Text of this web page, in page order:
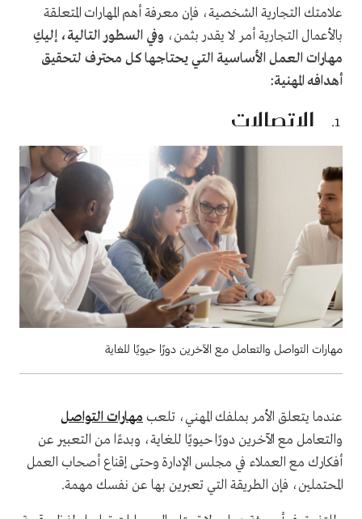
علامتك التجارية الشخصية، فإن معرفة أهم المهارات المتعلقة
بالأعمال التجارية أمر لا يقدر بثمن، وفي السطور التالية، إليكِ
مهارات العمل الأساسية التي يحتاجها كل محترف لتحقيق
أهدافه المهنية:
الاتصالات
مهارات التواصل والتعامل مع الآخرين دورًا حيويًا للغاية
عندما يتعلق الأمر بملفك المهني، تلعب مهارات التواصل
والتعامل مع الآخرين دورًا حيويًا للغاية، وبدءًا من التعبير عن
أفكارك مع العملاء في مجلس الإدارة وحتى إقناع أصحاب العمل
المحتملين، فإن الطريقة التي تعبرين بها عن نفسك مهمة.